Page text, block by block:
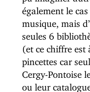
également le
musique, mais
seules 6
(et ce chiffre est
pincettes car
Cergy-Pontoise
ou leur